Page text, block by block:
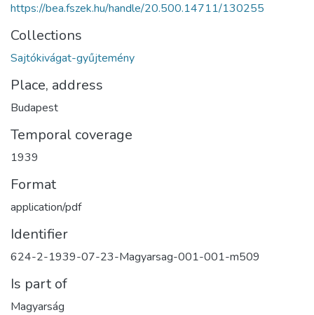
https://bea.fszek.hu/handle/20.500.14711/130255
Collections
Sajtókivágat-gyűjtemény
Place, address
Budapest
Temporal coverage
1939
Format
application/pdf
Identifier
624-2-1939-07-23-Magyarsag-001-001-m509
Is part of
Magyarság